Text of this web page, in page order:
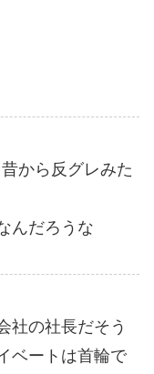
から反グレみた
んだろうな
社の社長だそう
ベートは首輪で